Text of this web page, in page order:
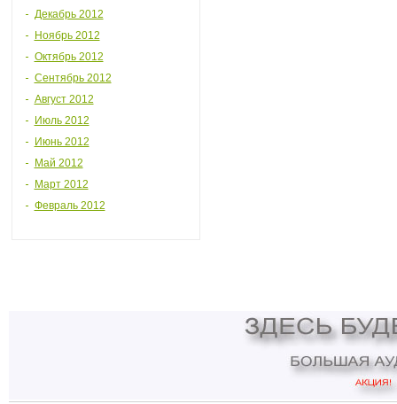
Декабрь 2012
Ноябрь 2012
Октябрь 2012
Сентябрь 2012
Август 2012
Июль 2012
Июнь 2012
Май 2012
Март 2012
Февраль 2012